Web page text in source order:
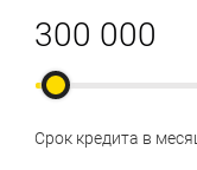
Срок кредита в